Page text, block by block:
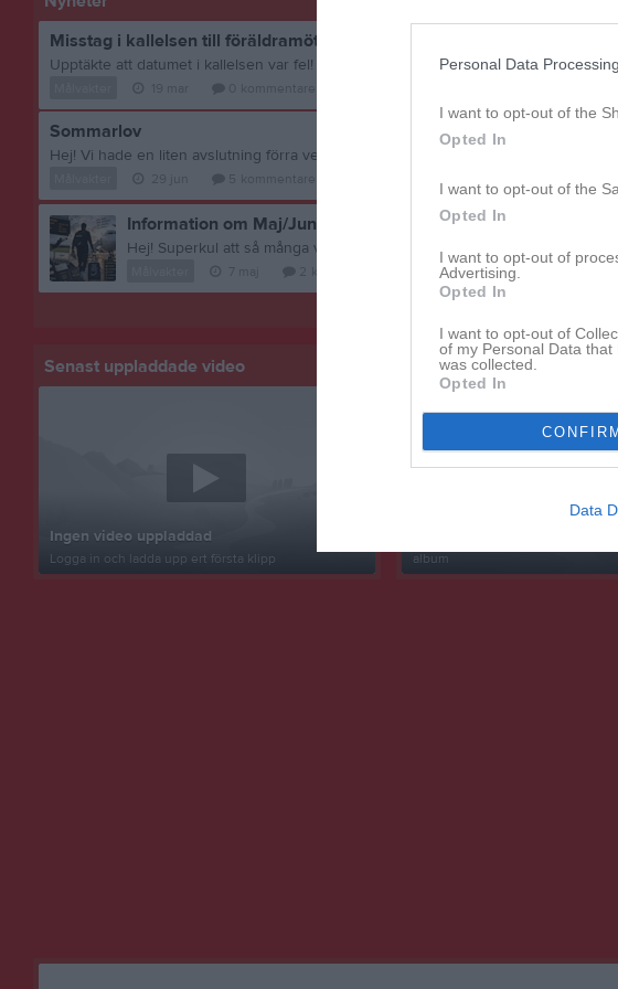
Personal Data
I want to opt-out of the
Opted In
I want to opt-out of the
Opted In
I want to opt-out of
Advertising.
Opted In
I want to opt-out of
of my Personal Data
was collected.
Opted In
Data
Misstag i kallelsen till föräldramötet 26/3
Upptäkte att datumet i kallelsen var fel! Det är uppdaterat nu! Mötet är 26/3 inget
Sommarlov
Information om Maj/Juni 2026
Senast uppladdade video
Ingen video uppladdad
Logga in och ladda upp ert första klipp
Senast uppdaterade album
Inget album finns skapat
album